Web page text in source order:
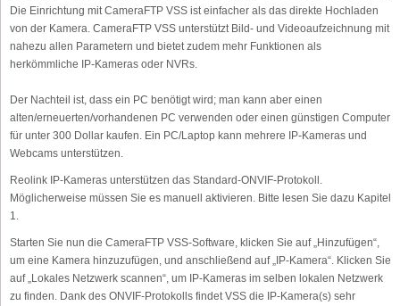
Die Einrichtung mit CameraFTP VSS ist einfacher als das direkte Hochladen
von der Kamera. CameraFTP VSS unterstützt Bild- und Videoaufzeichnung mit
nahezu allen Parametern und bietet zudem mehr Funktionen als
herkömmliche IP-Kameras oder NVRs.
Der Nachteil ist, dass ein PC benötigt wird; man kann aber einen
alten/erneuerten/vorhandenen PC verwenden oder einen günstigen Computer
für unter 300 Dollar kaufen. Ein PC/Laptop kann mehrere IP-Kameras und
Webcams unterstützen.
Reolink IP-Kameras unterstützen das Standard-ONVIF-Protokoll.
Möglicherweise müssen Sie es manuell aktivieren. Bitte lesen Sie dazu Kapitel
1.
Starten Sie nun die CameraFTP VSS-Software, klicken Sie auf „Hinzufügen“,
um eine Kamera hinzuzufügen, und anschließend auf „IP-Kamera“. Klicken Sie
auf „Lokales Netzwerk scannen“, um IP-Kameras im selben lokalen Netzwerk
zu finden. Dank des ONVIF-Protokolls findet VSS die IP-Kamera(s) sehr